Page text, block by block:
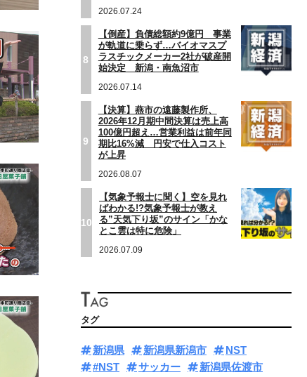
2026.07.24
8
【倒産】負債総額約9億円 事業
が軌道に乗らず…バイオマスプ
ラスチックメーカー2社が破産開
始決定 新潟・南魚沼市
2026.07.14
9
【決算】燕市の遠藤製作所、
2026年12月期中間決算は売上高
100億円超え…営業利益は前年同
期比16%減 円安で仕入コスト
が上昇
2026.08.07
10
【気象予報士に聞く】空を見れ
ばわかる!?気象予報士が教え
る”天気下り坂”のサイン「かな
とこ雲は特に危険」
2026.07.09
タグ
新潟県 新潟県新潟市
NST
#NST
サッカー
新潟県佐渡市